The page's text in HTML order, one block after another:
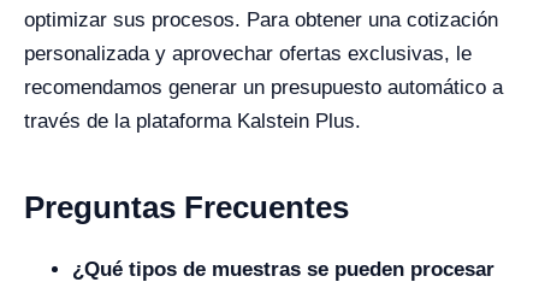
optimizar sus procesos. Para obtener una cotización
personalizada y aprovechar ofertas exclusivas, le
recomendamos generar un presupuesto automático a
través de la plataforma Kalstein Plus.
Preguntas Frecuentes
¿Qué tipos de muestras se pueden procesar